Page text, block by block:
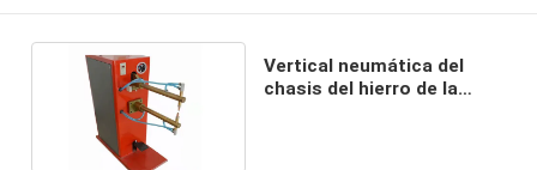
Vertical neumática del
chasis del hierro de la